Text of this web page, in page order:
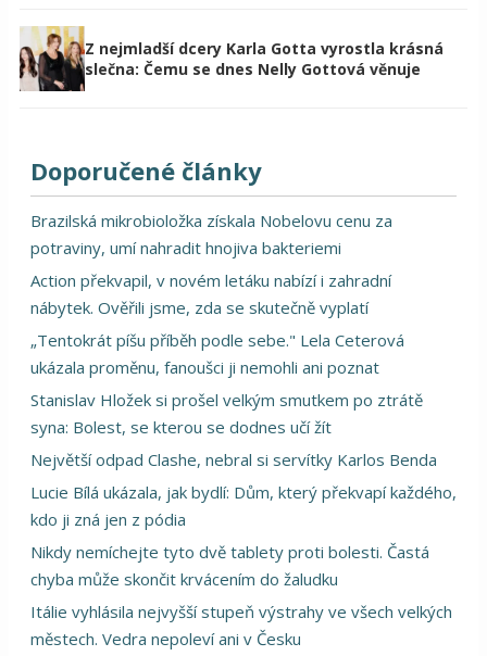
Z nejmladší dcery Karla Gotta vyrostla krásná
slečna: Čemu se dnes Nelly Gottová věnuje
Doporučené články
Brazilská mikrobioložka získala Nobelovu cenu za
potraviny, umí nahradit hnojiva bakteriemi
Action překvapil, v novém letáku nabízí i zahradní
nábytek. Ověřili jsme, zda se skutečně vyplatí
„Tentokrát píšu příběh podle sebe." Lela Ceterová
ukázala proměnu, fanoušci ji nemohli ani poznat
Stanislav Hložek si prošel velkým smutkem po ztrátě
syna: Bolest, se kterou se dodnes učí žít
Největší odpad Clashe, nebral si servítky Karlos Benda
Lucie Bílá ukázala, jak bydlí: Dům, který překvapí každého,
kdo ji zná jen z pódia
Nikdy nemíchejte tyto dvě tablety proti bolesti. Častá
chyba může skončit krvácením do žaludku
Itálie vyhlásila nejvyšší stupeň výstrahy ve všech velkých
městech. Vedra nepoleví ani v Česku